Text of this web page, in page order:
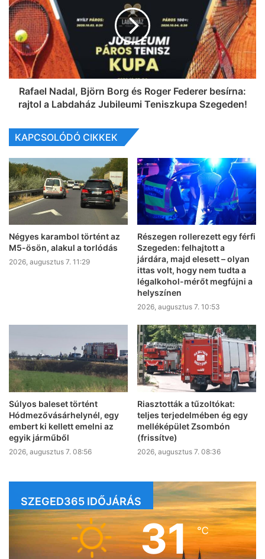
Rafael Nadal, Björn Borg és Roger Federer besírna:
rajtol a Labdaház Jubileumi Teniszkupa Szegeden!
KAPCSOLÓDÓ CIKKEK
Négyes karambol történt az
M5-ösön, alakul a torlódás
2026, augusztus 7. 11:29
Részegen rollerezett egy férfi
Szegeden: felhajtott a
járdára, majd elesett – olyan
ittas volt, hogy nem tudta a
légalkohol-mérőt megfújni a
helyszínen
2026, augusztus 7. 10:53
Súlyos baleset történt
Hódmezővásárhelynél, egy
embert ki kellett emelni az
egyik járműből
2026, augusztus 7. 08:56
Riasztották a tűzoltókat:
teljes terjedelmében ég egy
melléképület Zsombón
(frissítve)
2026, augusztus 7. 08:36
SZEGED365 IDŐJÁRÁS
31℃